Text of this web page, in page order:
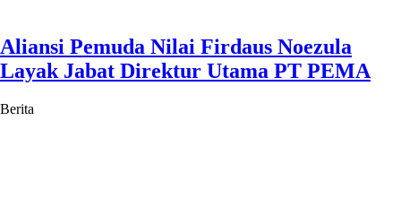
Aliansi Pemuda Nilai Firdaus Noezula
Layak Jabat Direktur Utama PT PEMA
Berita